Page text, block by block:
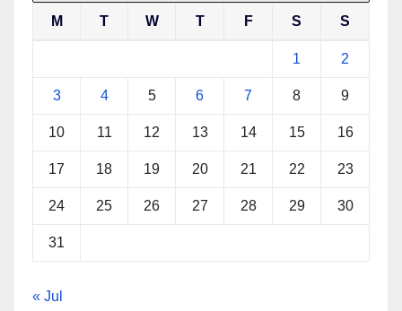
M T W T F S S
1 2
3 4 5 6 7 8 9
10 11 12 13 14 15 16
17 18 19 20 21 22 23
24 25 26 27 28 29 30
31
« Jul